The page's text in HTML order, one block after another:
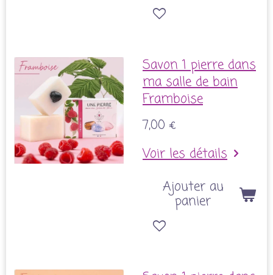
Savon 1 pierre dans
ma salle de bain
Framboise
7,00 €
Voir les détails
Ajouter au
panier